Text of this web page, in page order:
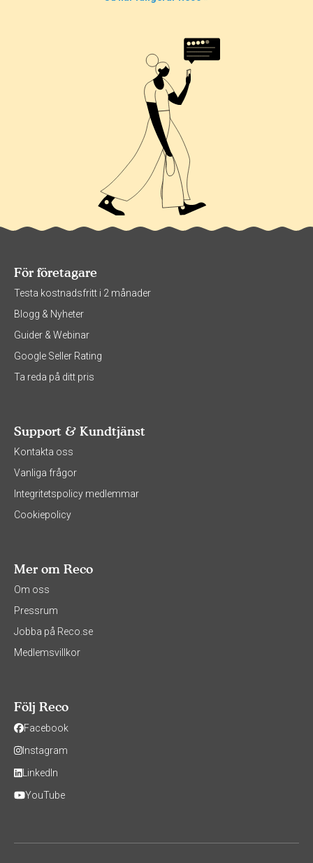
För företagare
Testa kostnadsfritt i 2 månader
Blogg & Nyheter
Guider & Webinar
Google Seller Rating
Ta reda på ditt pris
Support & Kundtjänst
Kontakta oss
Vanliga frågor
Integritetspolicy medlemmar
Cookiepolicy
Mer om Reco
Om oss
Pressrum
Jobba på Reco.se
Medlemsvillkor
Följ Reco
Facebook
Instagram
LinkedIn
YouTube